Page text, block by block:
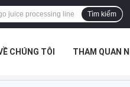
Tìm kiếm
CHÚNG TÔI THAM QUAN